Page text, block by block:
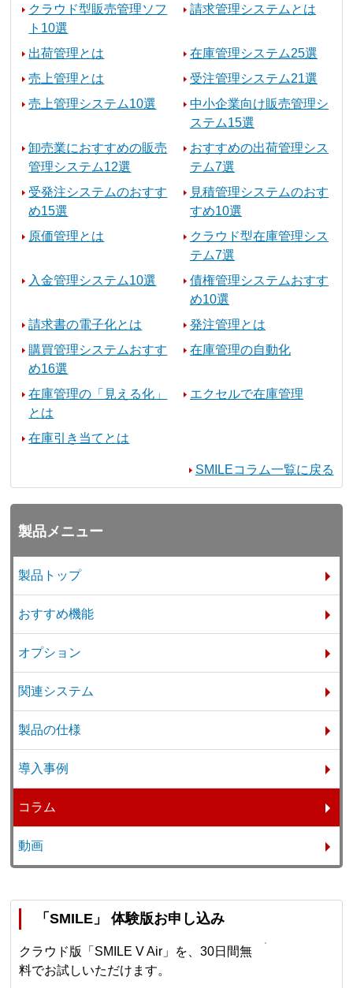
クラウド型販売管理ソフ
ト10選
請求管理システムとは
出荷管理とは
在庫管理システム25選
売上管理とは
受注管理システム21選
売上管理システム10選
中小企業向け販売管理シ
ステム15選
卸売業におすすめの販売
管理システム12選
おすすめの出荷管理シス
テム7選
受発注システムのおすす
め15選
見積管理システムのおす
すめ10選
原価管理とは
クラウド型在庫管理シス
テム7選
入金管理システム10選
債権管理システムおすす
め10選
請求書の電子化とは
発注管理とは
購買管理システムおすす
め16選
在庫管理の自動化
在庫管理の「見える化」
とは
エクセルで在庫管理
在庫引き当てとは
SMILEコラム一覧に戻る
製品メニュー
製品トップ
おすすめ機能
オプション
関連システム
製品の仕様
導入事例
コラム
動画
「SMILE」 体験版お申し込み
クラウド版「SMILE V Air」を、30日間無
料でお試しいただけます。